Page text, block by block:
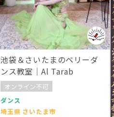
池袋＆さいたまのベリーダ
ンス教室｜Al Tarab
オンライン不可
ダンス
埼玉県 さいたま市